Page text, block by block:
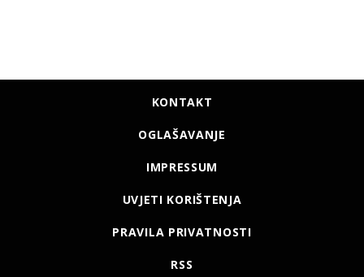
KONTAKT
OGLAŠAVANJE
IMPRESSUM
UVJETI KORIŠTENJA
PRAVILA PRIVATNOSTI
RSS